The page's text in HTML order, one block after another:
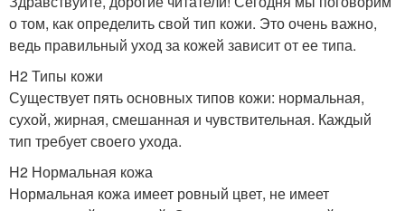
о том, как определить свой тип кожи. Это очень важно,
ведь правильный уход за кожей зависит от ее типа.
H2 Типы кожи
Существует пять основных типов кожи: нормальная,
сухой, жирная, смешанная и чувствительная. Каждый
тип требует своего ухода.
H2 Нормальная кожа
Нормальная кожа имеет ровный цвет, не имеет